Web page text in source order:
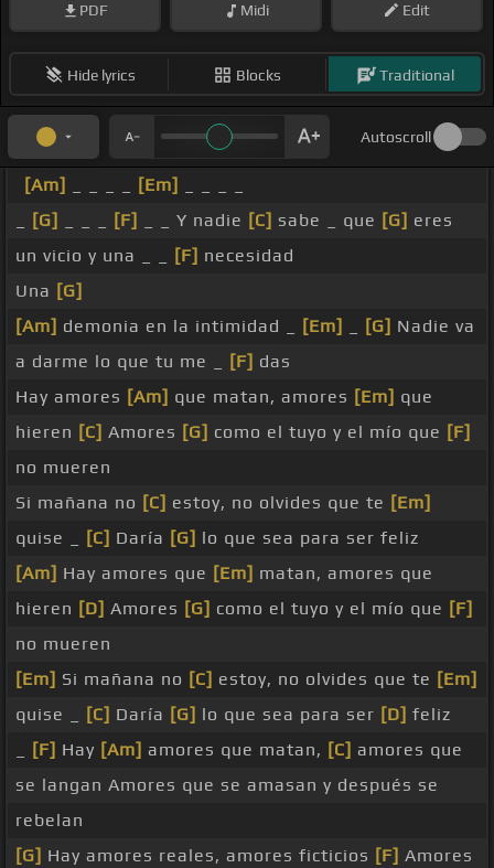
PDF Midi Edit
Hide lyrics Blocks Traditional
Autoscroll
[Am] [Em]
[G] [F] _ _ Y nadie [C] sabe _ que [G] eres
un vicio y una _ _
[F] necesidad
Una [G]
[Am] demonia en la intimidad _ [Em] [G] Nadie va
a darme lo que tu me _
[F] das
Hay amores [Am] que matan, amores [Em] que
hieren [C] Amores [G] como el tuyo y el mío que [F]
no mueren
Si mañana no [C] estoy, no olvides que te [Em]
quise _
[C] Daría [G] lo que sea para ser feliz
[Am] Hay amores que [Em] matan, amores que
hieren [D] Amores [G] como el tuyo y el mío que [F]
no mueren
[Em] Si mañana no [C] estoy, no olvides que te [Em]
quise _
[C] Daría [G] lo que sea para ser [D] feliz
[F] Hay [Am] amores que matan, [C] amores que
se langan Amores que se amasan y después se
rebelan
[G] Hay amores reales, amores ficticios [F] Amores